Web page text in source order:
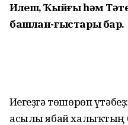
Илеш, Ҡыйғы һәм
башлан-ғыстары бар.
Иҫегеҙгә төшөрөп
асылы ябай халыҡтың